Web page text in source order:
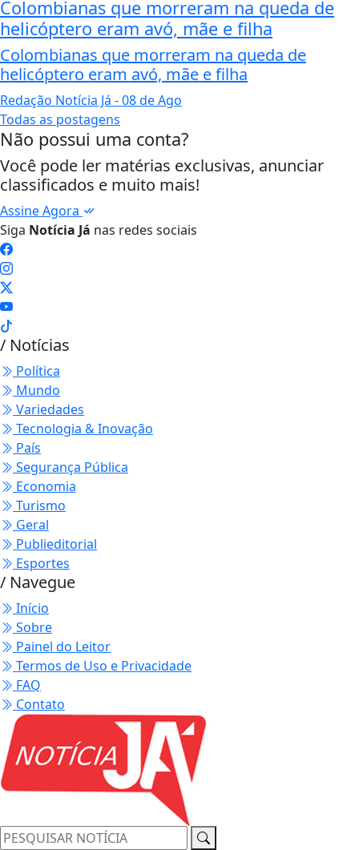
Colombianas que morreram na queda de
helicóptero eram avó, mãe e filha
Colombianas que morreram na queda de
helicóptero eram avó, mãe e filha
Redação Notícia Já - 08 de Ago
Todas as postagens
Não possui uma conta?
Você pode ler matérias exclusivas, anunciar
classificados e muito mais!
Assine Agora
Siga Notícia Já nas redes sociais
/ Notícias
Política
Mundo
Variedades
Tecnologia & Inovação
País
Segurança Pública
Economia
Turismo
Geral
Publieditorial
Esportes
/ Navegue
Início
Sobre
Painel do Leitor
Termos de Uso e Privacidade
FAQ
Contato